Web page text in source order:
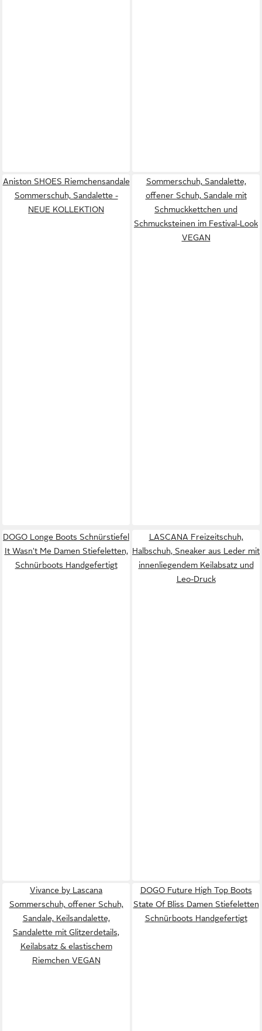
Aniston SHOES Riemchensandale
Sommerschuh, Sandalette -
NEUE KOLLEKTION
Sommerschuh, Sandalette,
offener Schuh, Sandale mit
Schmuckkettchen und
Schmucksteinen im Festival-Look
VEGAN
DOGO Longe Boots Schnürstiefel
It Wasn't Me Damen Stiefeletten,
Schnürboots Handgefertigt
LASCANA Freizeitschuh,
Halbschuh, Sneaker aus Leder mit
innenliegendem Keilabsatz und
Leo-Druck
Vivance by Lascana
Sommerschuh, offener Schuh,
Sandale, Keilsandalette,
Sandalette mit Glitzerdetails,
Keilabsatz & elastischem
Riemchen VEGAN
DOGO Future High Top Boots
State Of Bliss Damen Stiefeletten
Schnürboots Handgefertigt